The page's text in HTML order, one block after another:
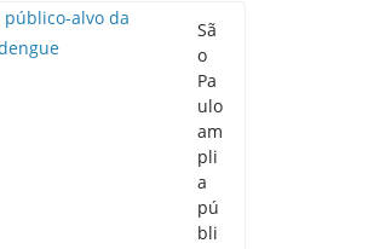
Sã
o
Pa
ulo
am
pli
a
pú
bli